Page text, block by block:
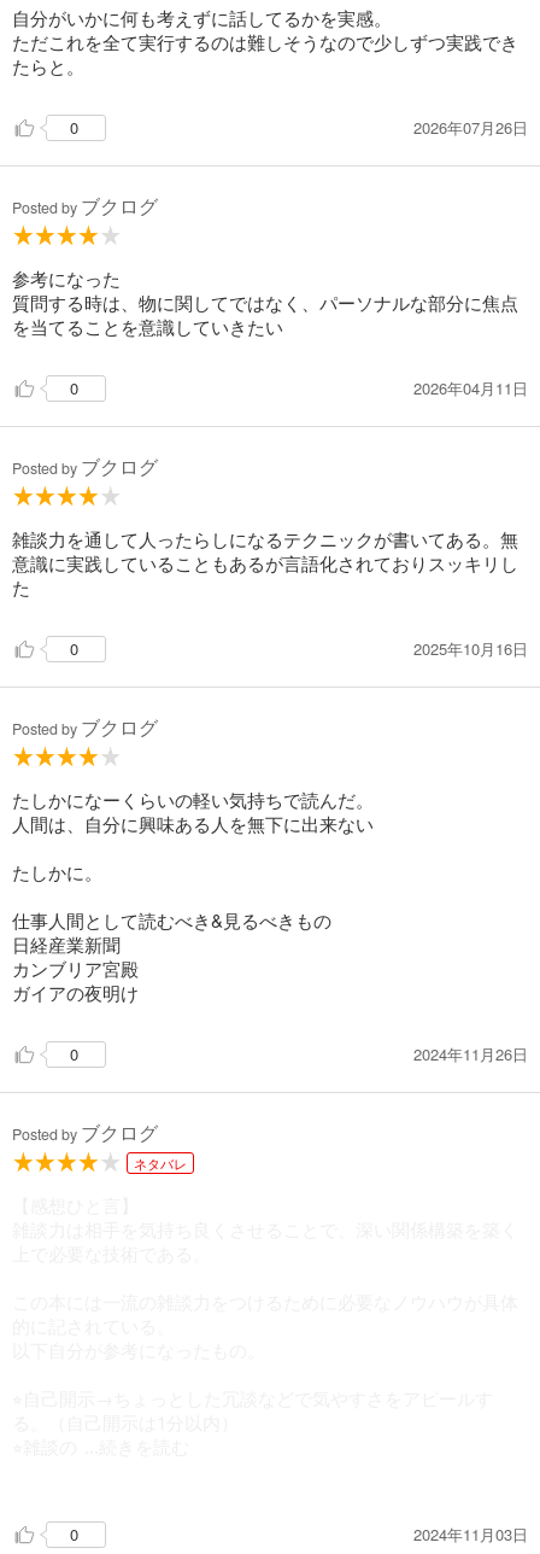
自分がいかに何も考えずに話してるかを実感。
ただこれを全て実行するのは難しそうなので少しずつ実践でき
たらと。
0 2026年07月26日
Posted by ブクログ
参考になった
質問する時は、物に関してではなく、パーソナルな部分に焦点
を当てることを意識していきたい
0 2026年04月11日
Posted by ブクログ
雑談力を通して人ったらしになるテクニックが書いてある。無
意識に実践していることもあるが言語化されておりスッキリし
た
0 2025年10月16日
Posted by ブクログ
たしかになーくらいの軽い気持ちで読んだ。
人間は、自分に興味ある人を無下に出来ない
たしかに。
仕事人間として読むべき&見るべきもの
日経産業新聞
カンブリア宮殿
ガイアの夜明け
0 2024年11月26日
Posted by ブクログ
ネタバレ
⭐︎トーンはファの音（気持ち高く！）
⭐︎相手にとって実益の大きな話を行うようにする
0 2024年11月03日